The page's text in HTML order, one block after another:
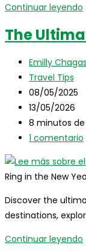
Continuar leyendo
The
Autor
de
la
entrada:
Emilly Chagas
Categoría
de
la
entrada:
Travel Tips
Publicación
de
la
entrada:
08/05/2025
Última
modificación
de
entrada:
13/05/2026
Tiempo
de
8 minutos
Comentarios
la
entrada:
1 comentario
Ring in the New
Discover the
destinations,
Continuar leyendo